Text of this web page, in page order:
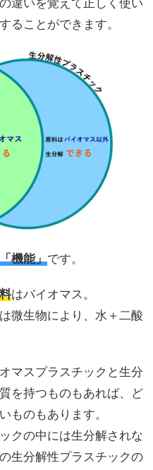
ることができます。
「機能」です。
はバイオマス。
微生物により、水＋二酸
マスプラスチックと生分
を持つものもあれば、ど
ものもあります。
クの中には生分解されな
生分解性プラスチックの